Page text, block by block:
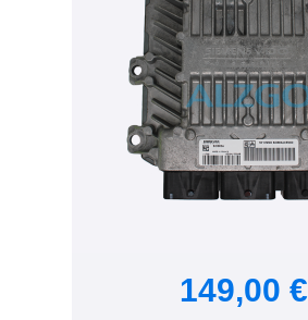
149,00 €